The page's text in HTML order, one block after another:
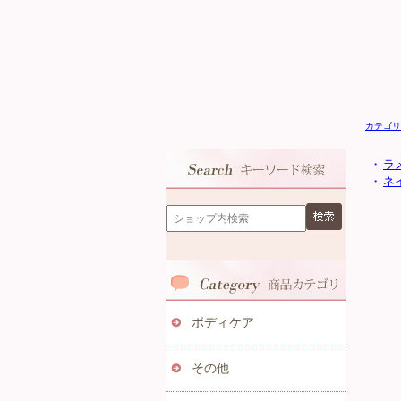
カテゴ
・ ラ
・ ネ